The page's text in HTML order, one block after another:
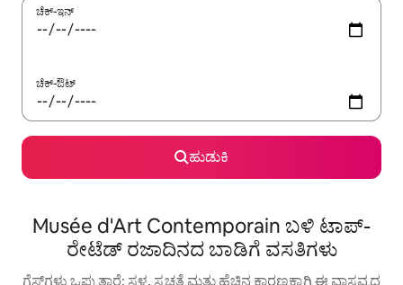
ಚೆಕ್-ಇನ್
ಚೆಕ್-ಔಟ್
ಹುಡುಕಿ
Musée d'Art Contemporain ಬಳಿ ಟಾಪ್-
ರೇಟೆಡ್ ರಜಾದಿನದ ಬಾಡಿಗೆ ವಸತಿಗಳು
ಗೆಸ್ಟ್‌ಗಳು ಒಪ್ಪುತ್ತಾರೆ: ಸ್ಥಳ, ಸ್ವಚ್ಛತೆ ಮತ್ತು ಹೆಚ್ಚಿನ ಕಾರಣಕ್ಕಾಗಿ ಈ ವಾಸ್ತವ್ಯದ